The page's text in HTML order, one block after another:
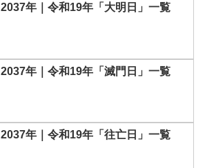
2037年｜令和19年「大明日」一覧
2037年｜令和19年「滅門日」一覧
2037年｜令和19年「往亡日」一覧